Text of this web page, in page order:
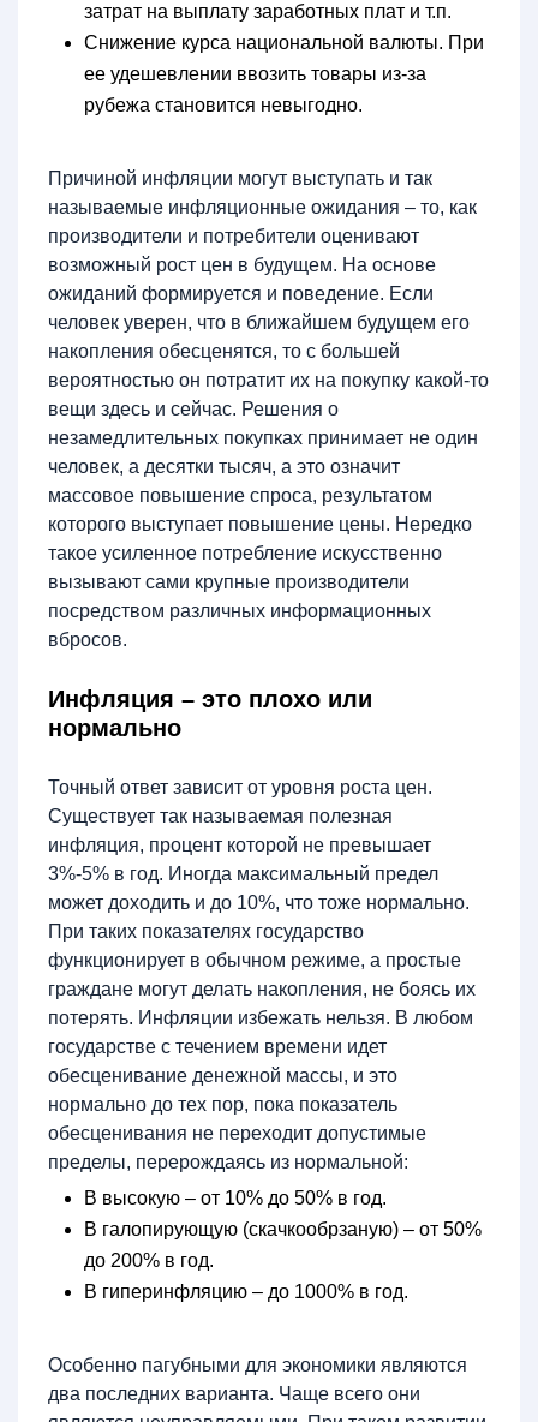
затрат на выплату заработных плат и т.п.
Снижение курса национальной валюты. При
ее удешевлении ввозить товары из-за
рубежа становится невыгодно.
Причиной инфляции могут выступать и так
называемые инфляционные ожидания – то, как
производители и потребители оценивают
возможный рост цен в будущем. На основе
ожиданий формируется и поведение. Если
человек уверен, что в ближайшем будущем его
накопления обесценятся, то с большей
вероятностью он потратит их на покупку какой-то
вещи здесь и сейчас. Решения о
незамедлительных покупках принимает не один
человек, а десятки тысяч, а это означит
массовое повышение спроса, результатом
которого выступает повышение цены. Нередко
такое усиленное потребление искусственно
вызывают сами крупные производители
посредством различных информационных
вбросов.
Инфляция – это плохо или
нормально
Точный ответ зависит от уровня роста цен.
Существует так называемая полезная
инфляция, процент которой не превышает
3%-5% в год. Иногда максимальный предел
может доходить и до 10%, что тоже нормально.
При таких показателях государство
функционирует в обычном режиме, а простые
граждане могут делать накопления, не боясь их
потерять. Инфляции избежать нельзя. В любом
государстве с течением времени идет
обесценивание денежной массы, и это
нормально до тех пор, пока показатель
обесценивания не переходит допустимые
пределы, перерождаясь из нормальной:
В высокую – от 10% до 50% в год.
В галопирующую (скачкообрзаную) – от 50%
до 200% в год.
В гиперинфляцию – до 1000% в год.
Особенно пагубными для экономики являются
два последних варианта. Чаще всего они